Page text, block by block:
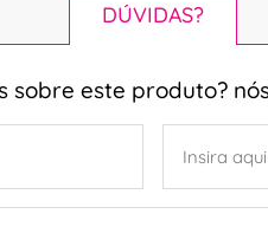
DÚVIDAS?
sobre este produto?